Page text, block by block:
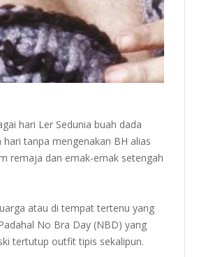
hari Ler Sedunia buah dada
tanpa mengenakan BH alias
remaja dan emak-emak setengah
atau di tempat tertenu yang
No Bra Day (NBD) yang
tertutup outfit tipis sekalipun.